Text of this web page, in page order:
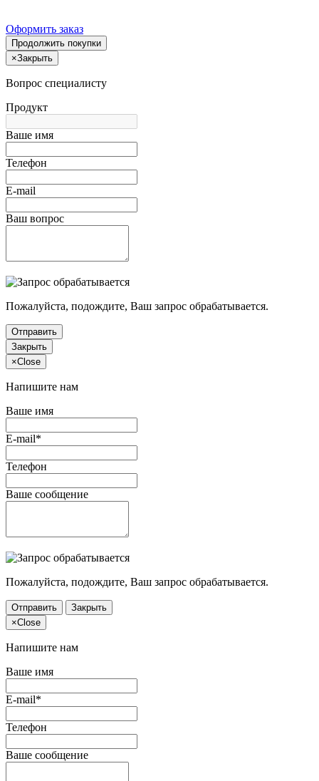
Оформить заказ
Продолжить покупки
×Закрыть
Вопрос специалисту
Продукт
Ваше имя
Телефон
E-mail
Ваш вопрос
Пожалуйста, подождите, Ваш запрос обрабатывается.
Отправить
Закрыть
×Close
Напишите нам
Ваше имя
E-mail*
Телефон
Ваше сообщение
Пожалуйста, подождите, Ваш запрос обрабатывается.
Отправить
Закрыть
×Close
Напишите нам
Ваше имя
E-mail*
Телефон
Ваше сообщение